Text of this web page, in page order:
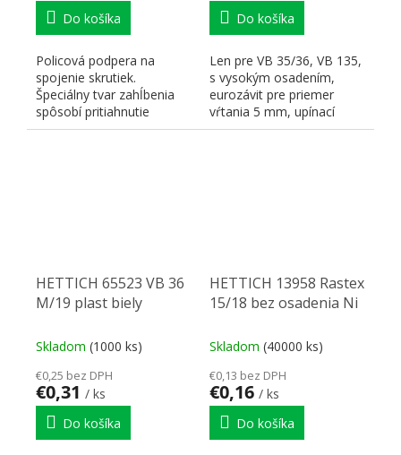
Do košíka
Policová podpera na
spojenie skrutiek.
Špeciálny tvar zahĺbenia
spôsobí pritiahnutie
spájaných dielov
Do košíka
Len pre VB 35/36, VB 135,
s vysokým osadením,
eurozávit pre priemer
vŕtania 5 mm, upínací
rozmer 6,7 mm, oceľ...
HETTICH 65523 VB 36
M/19 plast biely
Skladom (1000 ks)
€0,25 bez DPH
€0,31 / ks
Do košíka
HETTICH 13958 Rastex
15/18 bez osadenia Ni
Skladom (40000 ks)
€0,13 bez DPH
€0,16 / ks
Do košíka